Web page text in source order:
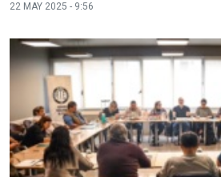
22 MAY 2025 - 9:56